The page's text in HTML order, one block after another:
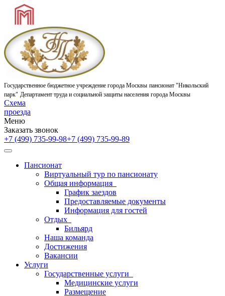
Государственное бюджетное учреждение города Москвы пансионат "Никольский
парк" Департамент труда и социальной защиты населения города Москвы
Схема
проезда
Меню
Заказать звонок
+7 (499) 735-99-98+7 (499) 735-99-89
Пансионат
Виртуальный тур по пансионату
Общая информация
График заездов
Предоставляемые документы
Информация для гостей
Отдых
Бильярд
Наша команда
Достижения
Вакансии
Услуги
Государственные услуги
Медицинские услуги
Размещение